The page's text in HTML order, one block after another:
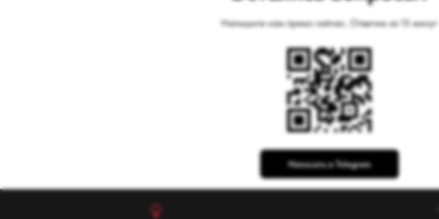
Напишите нам прямо сейчас. Ответим за 15 минут
Написать в Telegram